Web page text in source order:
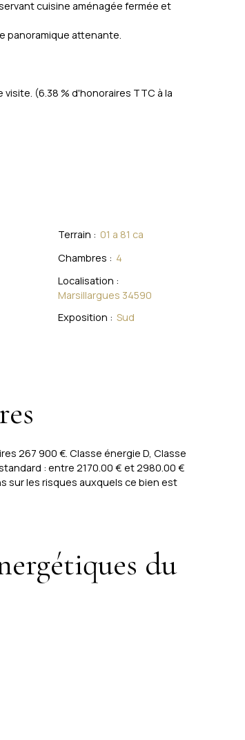
cuisine aménagée fermée et
panoramique attenante.
(6.38 % d'honoraires TTC à la
Terrain : 01 a 81 ca
Chambres : 4
Localisation :
Marsillargues 34590
Exposition : Sud
267 900 €. Classe énergie D, Classe
: entre 2170.00 € et 2980.00 €
sur les risques auxquels ce bien est
du